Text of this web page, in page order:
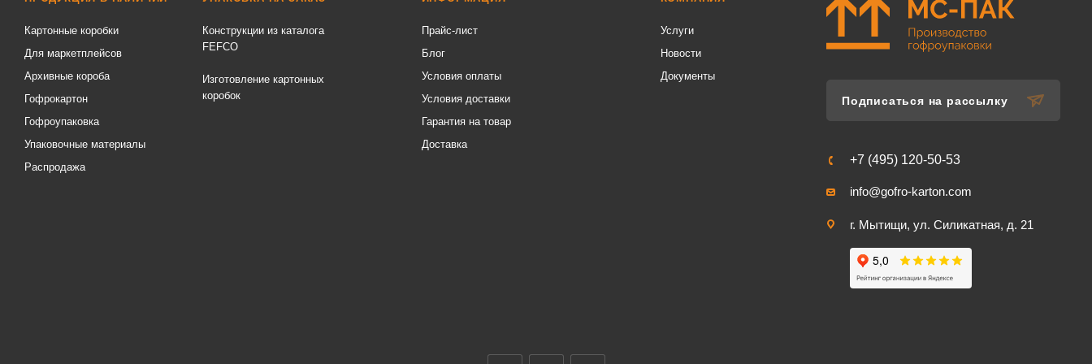
Картонные коробки
Для маркетплейсов
Архивные короба
Гофрокартон
Гофроупаковка
Упаковочные материалы
Распродажа
Конструкции из каталога
FEFCO
Изготовление картонных
коробок
Прайс-лист
Блог
Условия оплаты
Условия доставки
Гарантия на товар
Доставка
Услуги
Новости
Документы
Подписаться на рассылку
+7 (495) 120-50-53
info@gofro-karton.com
г. Мытищи, ул. Силикатная, д. 21